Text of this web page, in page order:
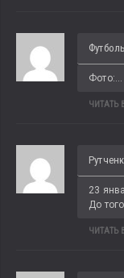
Фото:...
ЧИТАТЬ
23
До
ЧИТАТЬ